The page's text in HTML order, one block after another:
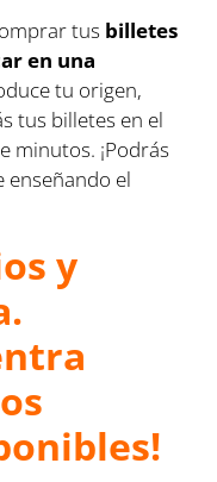
tus billetes
en una
tu origen,
tus billetes en el
minutos. ¡Podrás
enseñando el
y